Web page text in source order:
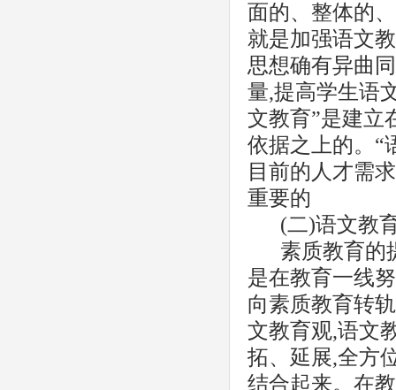
面的、整体的
就是加强语文
思想确有异曲
量,提高学生语
文教育”是建立
依据之上的。“
目前的人才需
重要的
(二)语文教
素质教育的
是在教育一线
向素质教育转
文教育观,语文
拓、延展,全方
结合起来。在